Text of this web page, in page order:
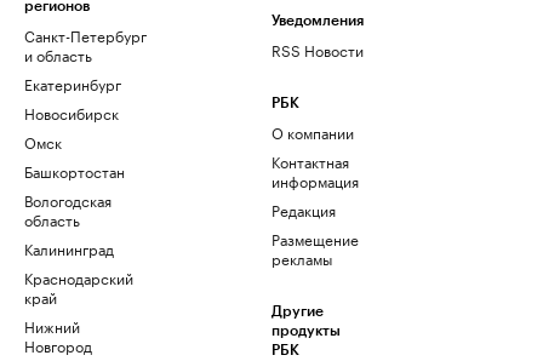
регионов
Санкт-Петербург
и область
Екатеринбург
Новосибирск
Омск
Башкортостан
Вологодская
область
Калининград
Краснодарский
край
Нижний
Новгород
Уведомления
RSS Новости
РБК
О компании
Контактная
информация
Редакция
Размещение
рекламы
Другие
продукты
РБК